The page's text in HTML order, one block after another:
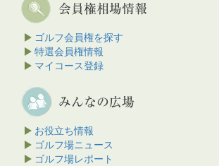
ゴルフ会員権を探す
特選会員権情報
マイコース登録
お役立ち情報
ゴルフ場ニュース
ゴルフ場レポート